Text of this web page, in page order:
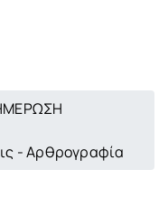
- Αρθρογραφία